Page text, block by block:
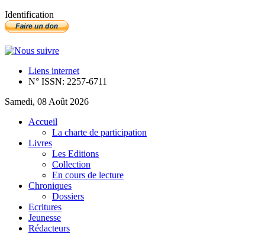
Identification
Liens internet
N° ISSN: 2257-6711
Samedi, 08 Août 2026
Accueil
La charte de participation
Livres
Les Editions
Collection
En cours de lecture
Chroniques
Dossiers
Ecritures
Jeunesse
Rédacteurs